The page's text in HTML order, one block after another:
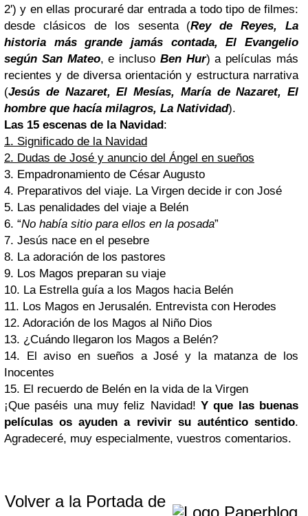
2') y en ellas procuraré dar entrada a todo tipo de filmes:
desde clásicos de los sesenta (Rey de Reyes, La
historia más grande jamás contada, El Evangelio
según San Mateo, e incluso Ben Hur) a películas más
recientes y de diversa orientación y estructura narrativa
(Jesús de Nazaret, El Mesías, María de Nazaret, El
hombre que hacía milagros, La Natividad).
Las 15 escenas de la Navidad:
1. Significado de la Navidad
2. Dudas de José y anuncio del Ángel en sueños
3. Empadronamiento de César Augusto
4. Preparativos del viaje. La Virgen decide ir con José
5. Las penalidades del viaje a Belén
6. “No había sitio para ellos en la posada”
7. Jesús nace en el pesebre
8. La adoración de los pastores
9. Los Magos preparan su viaje
10. La Estrella guía a los Magos hacia Belén
11. Los Magos en Jerusalén. Entrevista con Herodes
12. Adoración de los Magos al Niño Dios
13. ¿Cuándo llegaron los Magos a Belén?
14. El aviso en sueños a José y la matanza de los
Inocentes
15. El recuerdo de Belén en la vida de la Virgen
¡Que paséis una muy feliz Navidad! Y que las buenas
películas os ayuden a revivir su auténtico sentido.
Agradeceré, muy especialmente, vuestros comentarios.
Volver a la Portada de